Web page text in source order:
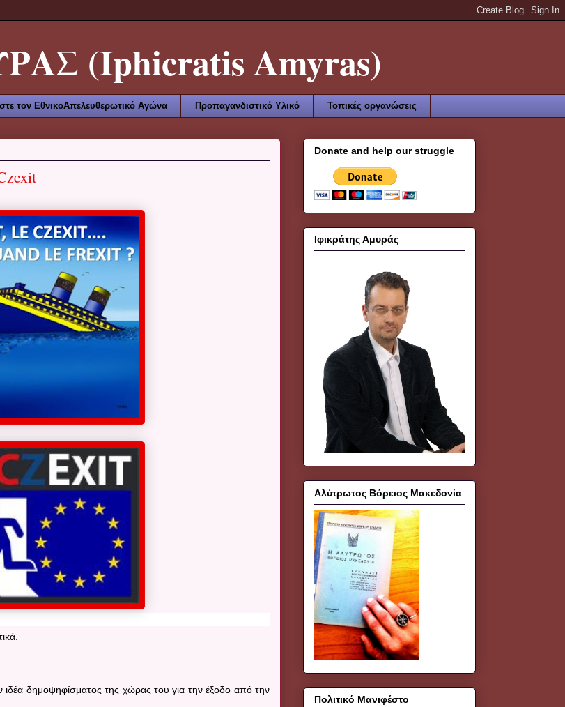
(Iphicratis Amyras)
τον ΕθνικοΑπελευθερωτικό Αγώνα Προπαγανδιστικό Υλικό Τοπικές οργανώσεις
δημοψηφίσματος της χώρας του για την έξοδο από την
Donate and help our struggle
Ιφικράτης Αμυράς
Αλύτρωτος Βόρειος Μακεδονία
Πολιτικό Μανιφέστο